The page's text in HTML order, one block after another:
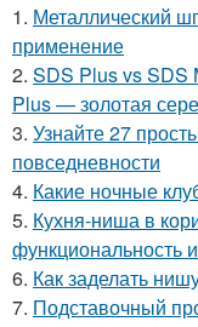
1. Металлический
применение
2. SDS Plus vs SDS
Plus — золотая
3. Узнайте 27
повседневности
4. Какие ночные
5. Кухня-ниша в
функциональность
6. Как заделать
7. Подставочный